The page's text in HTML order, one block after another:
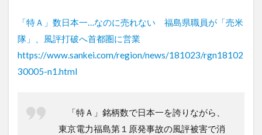
「特Ａ」数日本一…なのに売れない 福島県職員が「売米
隊」、風評打破へ首都圏に営業
https://www.sankei.com/region/news/181023/rgn18102
30005-n1.html
「特Ａ」銘柄数で日本一を誇りながら、
東京電力福島第１原発事故の風評被害で消